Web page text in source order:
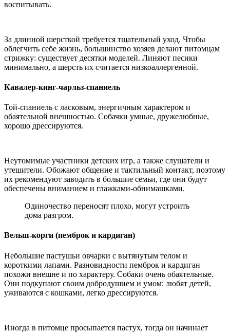
воспитывать.
За длинной шерсткой требуется тщательный уход. Чтобы
облегчить себе жизнь, большинство хозяев делают питомцам
стрижку: существует десятки моделей. Линяют песики
минимально, а шерсть их считается низкоаллергенной.
Кавалер-кинг-чарльз-спаниель
Той-спаниель с ласковым, энергичным характером и
обаятельной внешностью. Собачки умные, дружелюбные,
хорошо дрессируются.
Неутомимые участники детских игр, а также слушатели и
утешители. Обожают общение и тактильный контакт, поэтому
их рекомендуют заводить в большие семьи, где они будут
обеспечены вниманием и глажками-обнимашками.
Одиночество переносят плохо, могут устроить
дома разгром.
Вельш-корги (пемброк и кардиган)
Небольшие пастушьи овчарки с вытянутым телом и
короткими лапами. Разновидности пемброк и кардиган
похожи внешне и по характеру. Собаки очень обаятельные.
Они подкупают своим добродушием и умом: любят детей,
уживаются с кошками, легко дрессируются.
Иногда в питомце просыпается пастух, тогда он начинает